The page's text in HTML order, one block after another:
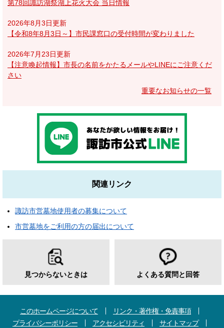
第78回諏訪湖祭湖上花火大会 当日情報
2026年8月3日更新
【令和8年8月3日～】市民課窓口の受付時間が変わりました
2026年7月23日更新
【注意喚起情報】市長の名前をかたるメールやLINEにご注意くだ
さい
重要なお知らせの一覧
関連リンク
諏訪市営墓地使用者の募集について
市営墓地をご利用の方の届出について
見つからないときは よくある質問と回答
このホームページについて
リンク・著作権・免責事項
プライバシーポリシー
アクセシビリティ
サイトマップ